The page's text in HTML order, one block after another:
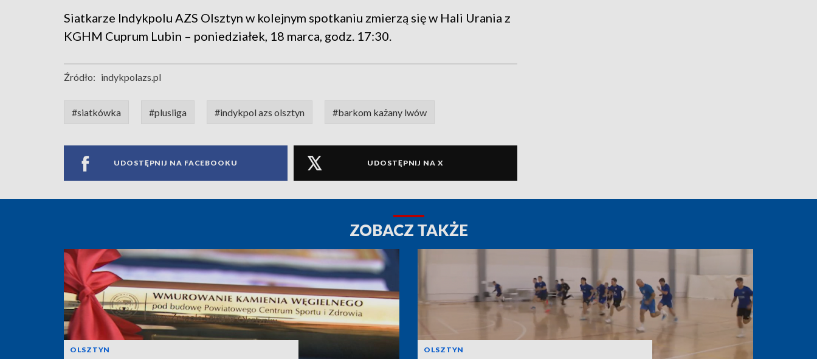
Siatkarze Indykpolu AZS Olsztyn w kolejnym spotkaniu zmierzą się w Hali Urania z
KGHM Cuprum Lubin – poniedziałek, 18 marca, godz. 17:30.
Źródło: indykpolazs.pl
#siatkówka #plusliga #indykpol azs olsztyn #barkom każany lwów
UDOSTĘPNIJ NA FACEBOOKU UDOSTĘPNIJ NA X
ZOBACZ TAKŻE
OLSZTYN OLSZTYN